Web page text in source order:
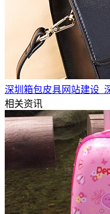
深圳箱包皮具网站建设_
相关资讯